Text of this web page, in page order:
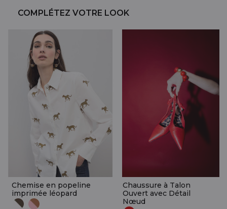
COMPLÉTEZ VOTRE LOOK
Chemise en popeline
imprimée léopard
Chaussure à Talon
Ouvert avec Détail
Nœud